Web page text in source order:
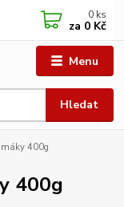
Menu
Hledat
0 ks
za 0 Kč
400g
400g